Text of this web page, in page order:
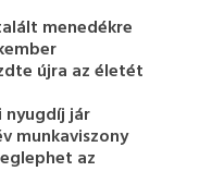
menedékre
újra az életét
nyugdíj jár
munkaviszony
az